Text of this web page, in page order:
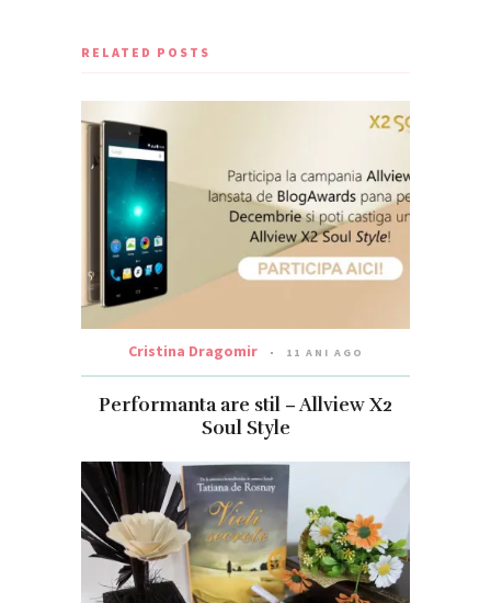
RELATED POSTS
Cristina Dragomir 11 ANI AGO
Performanta are stil – Allview X2
Soul Style